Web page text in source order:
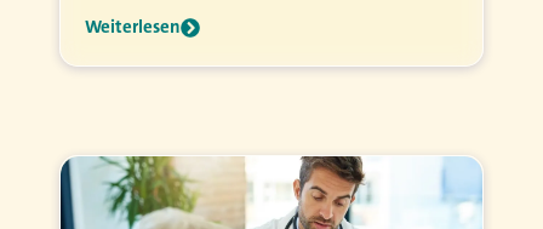
Weiterlesen